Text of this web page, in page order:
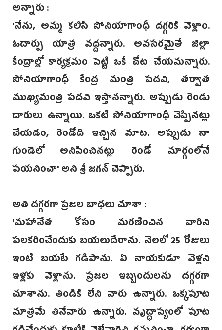
అన్నారు :
'నేను, అమ్మ కలిసి సోనియాగాంధీ దగ్గరికి వెళ్లాం.
ఓదార్పు యాత్ర వద్దన్నారు. అవసరమైతే జిల్లా
కేంద్రాల్లో కార్యక్రమం పెట్టి ఒకే చోట చేయమన్నారు.
సోనియాగాంధీ కేంద్ర మంత్రి పదవి, తర్వాత
ముఖ్యమంత్రి పదవి ఇస్తానన్నారు. అప్పుడు రెండు
దారులు ఉన్నాయి. ఒకటి సోనియాగాంధీ చెప్పినట్లు
చేయడం, రెండోది ఇచ్చిన మాట. అప్పుడు నా
గుండెలో అనిపించినట్లు రెండో మార్గంలోనే
పయనించా' అని శ్రీ జగన్‌ చెప్పారు.
అతి దగ్గరగా ప్రజల బాధలు చూశా :
'మహానేత కోసం మరణించిన వారిని
పలకరించేందుకు బయలుదేరాను. నెలలో 25 రోజులు
ఇంటి బయటే గడిపాను. ఏ నాయకుడూ వెళ్లని
ఇళ్లకు వెళ్లాను. ప్రజల ఇబ్బందులను దగ్గరగా
చూశాను. తిండికి లేని వారు ఉన్నారు. ఒక్కపూట
మాత్రమే తినేవారు ఉన్నారు. వృద్ధాప్యంలో పూట